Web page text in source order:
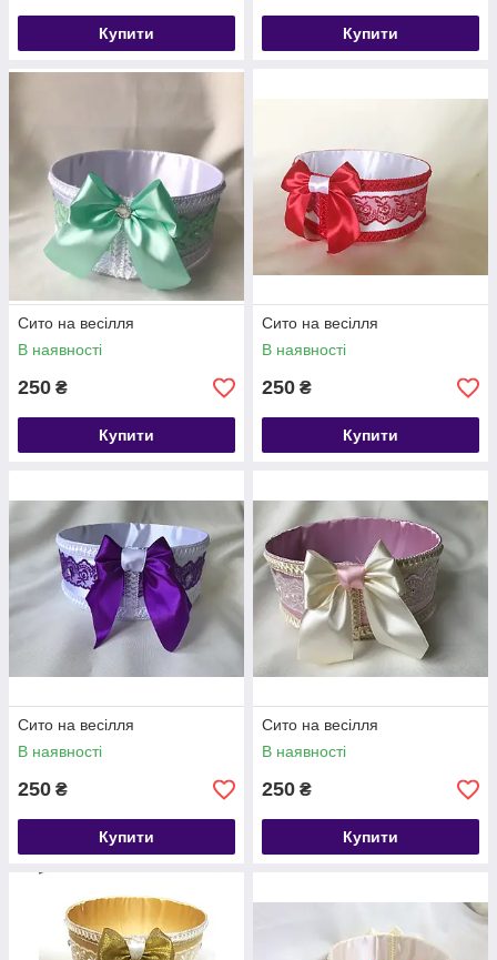
Купити Купити
Сито на весілля
В наявності
250 ₴
Купити
Сито на весілля
В наявності
250 ₴
Купити
Сито на весілля
В наявності
250 ₴
Купити
Сито на весілля
В наявності
250 ₴
Купити